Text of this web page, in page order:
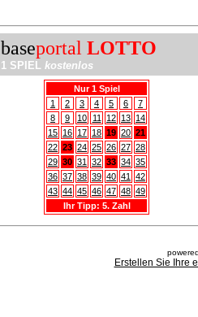
baseportal LOTTO
1 SPIEL kostenlos
Nur 1 Spiel
1
2 3 4 5 6
7
8
9 10 11 12 13 14
15 16 17 18 19 20 21
22 23 24 25 26 27 28
29 30 31 32 33 34 35
36 37 38 39 40 41
42
43 44 45 46 47 48 49
Ihr Tipp: 5. Zahl
Erstellen Sie Ihre